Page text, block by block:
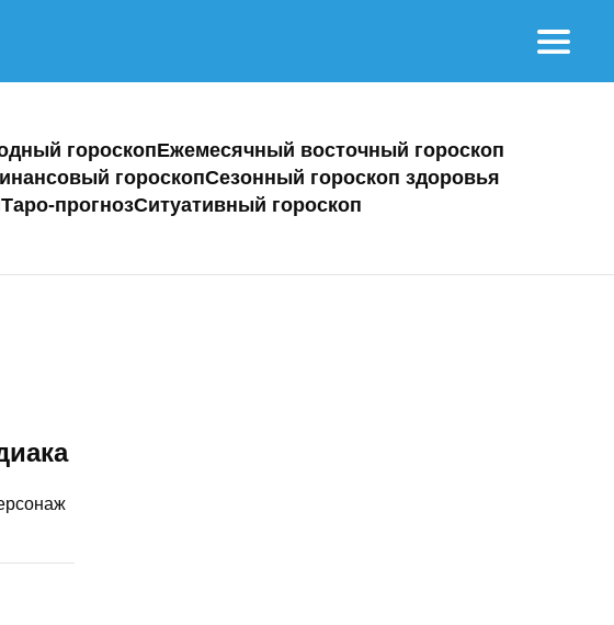
гороскопЕжемесячный восточный гороскоп
гороскопСезонный гороскоп здоровья
Таро-прогнозСитуативный гороскоп